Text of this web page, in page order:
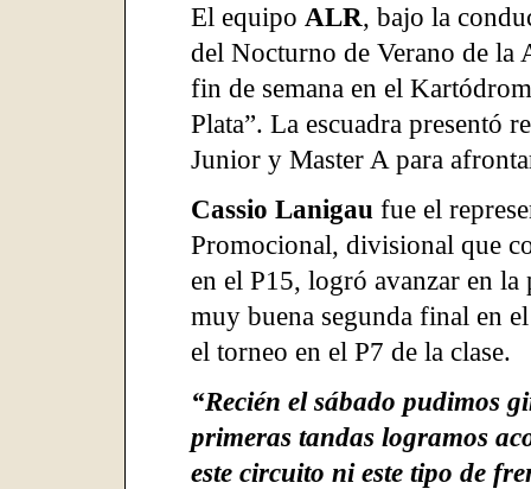
El equipo ALR, bajo la
del Nocturno de Verano de la
fin de semana en el
Plata”. La escuadra presentó
Junior y Master A para
Cassio Lanigau fue el
Promocional, divisional que
en el P15, logró avanzar en
muy buena segunda final en
el torneo en el P7 de la clase.
“Recién el sábado pudimos
primeras tandas logramos
este circuito ni este tipo de